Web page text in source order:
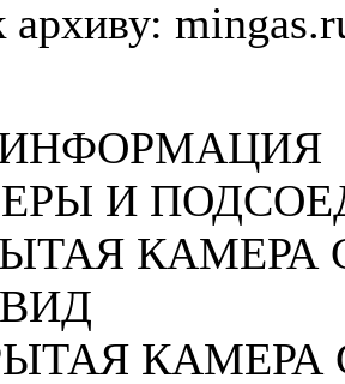
архиву:
И
КАМЕРА
КАМЕРА